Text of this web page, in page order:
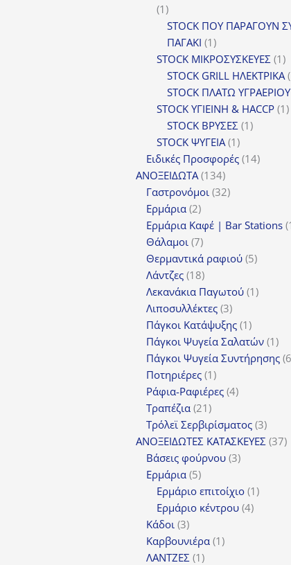
11
προϊόν
STOCK ΠΟΥ ΠΑΡΑΓΟΥΝ
ΠΑΓΑΚΙ 11
προϊόν
STOCK ΜΙΚΡΟΣΥΣΚΕΥΕΣ 11
STOCK GRILL ΗΛΕΚΤΡΙΚΑ
STOCK ΠΛΑΤΩ ΥΓΡΑΕΡΙΟΥ
STOCK ΥΓΙΕΙΝΗ & HACCP 11
STOCK ΒΡΥΣΕΣ 11
STOCK ΨΥΓΕΙΑ 11
προϊόν
Ειδικές Προσφορές 1414
ΑΝΟΞΕΙΔΩΤΑ 134134
προϊόντα
Γαστρονόμοι 3232
Ερμάρια 22
προϊόντα
Ερμάρια Καφέ | Bar Stations
Θάλαμοι 77
προϊόντα
Θερμαντικά ραφιού 55
Λάντζες 1818
προϊόντα
Λεκανάκια Παγωτού 11
Λιποσυλλέκτες 33
προϊόντα
Πάγκοι Κατάψυξης 11
προϊόν
Πάγκοι Ψυγεία Σαλατών 11
Πάγκοι Ψυγεία Συντήρησης 6
Ποτηριέρες 11
προϊόν
Ράφια-Ραφιέρες 44
Τραπέζια 2121
προϊόντα
Τρόλεϊ Σερβιρίσματος 33
ΑΝΟΞΕΙΔΩΤΕΣ ΚΑΤΑΣΚΕΥΕΣ 3737
Βάσεις φούρνου 33
Ερμάρια 55
προϊόντα
Ερμάριο επιτοίχιο 11
Ερμάριο κέντρου 44
Κάδοι 33
προϊόντα
Καρβουνιέρα 11
ΛΑΝΤΖΕΣ 11